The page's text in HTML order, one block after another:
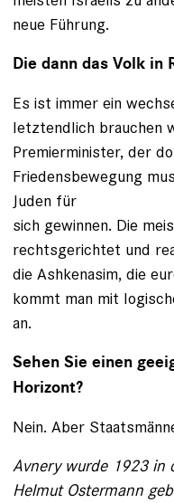
neue Führung.
Die dann das Volk in
Es ist immer ein
letztendlich brauchen
Premierminister, der
Friedensbewegung
Juden für
sich gewinnen. Die
rechtsgerichtet und
die Ashkenasim, die
kommt man mit
an.
Sehen Sie einen
Horizont?
Nein. Aber
Avnery wurde 1923 in
Helmut Ostermann